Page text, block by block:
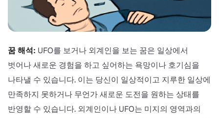
꿈 해석: UFO를 보거나 외계인을 보는 꿈은 일상에서
벗어나 새로운 경험을 하고 싶어하는 욕망이나 호기심을
나타낼 수 있습니다. 이는 당신이 일상적이고 지루한 일상에
만족하지 못하거나 무언가 새로운 도전을 원하는 상태를
반영할 수 있습니다. 외계인이나 UFO는 미지의 영역과의